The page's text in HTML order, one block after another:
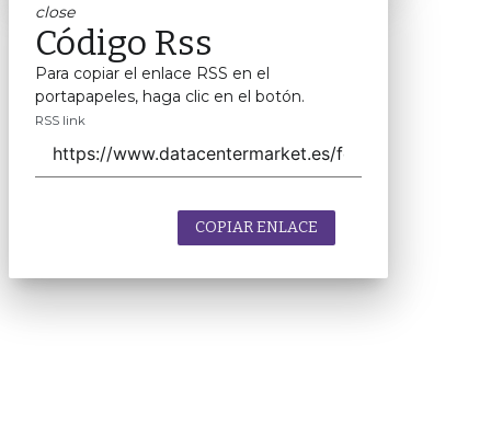
close
Código Rss
Para copiar el enlace RSS en el
portapapeles, haga clic en el botón.
RSS link
COPIAR ENLACE